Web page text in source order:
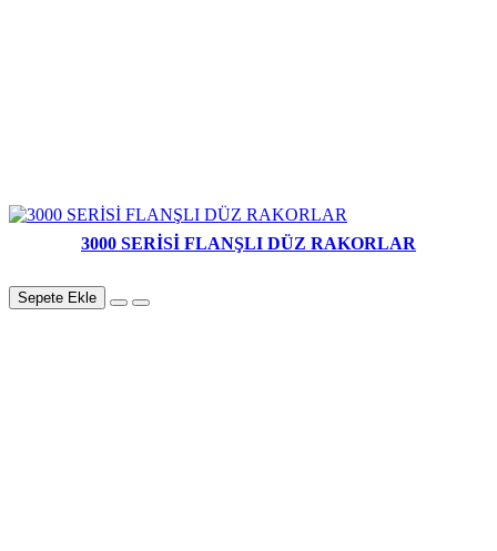
3000 SERİSİ FLANŞLI DÜZ RAKORLAR
Sepete Ekle